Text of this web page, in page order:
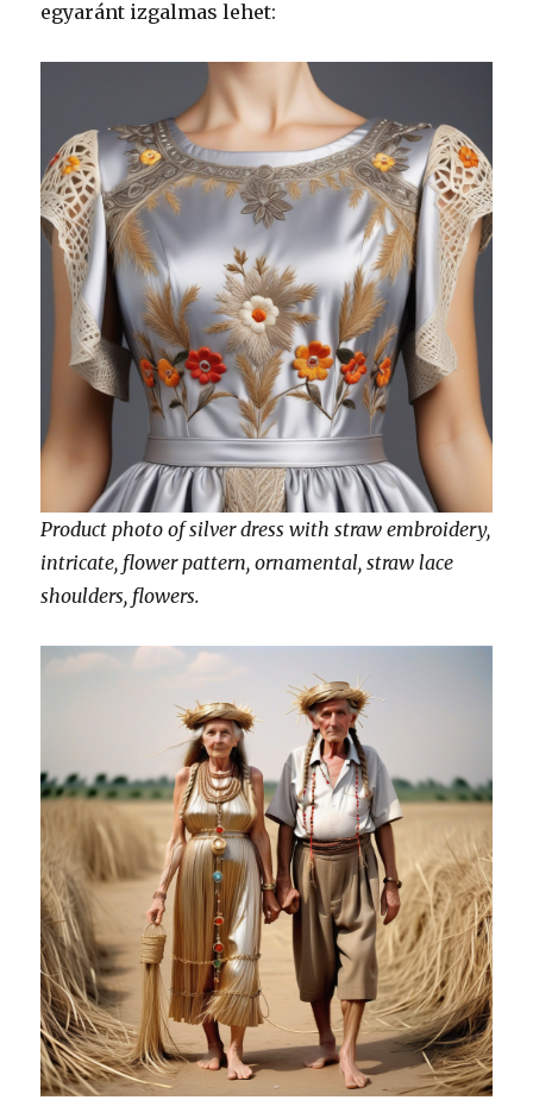
egyaránt izgalmas lehet:
Product photo of silver dress with straw embroidery,
intricate, flower pattern, ornamental, straw lace
shoulders, flowers.